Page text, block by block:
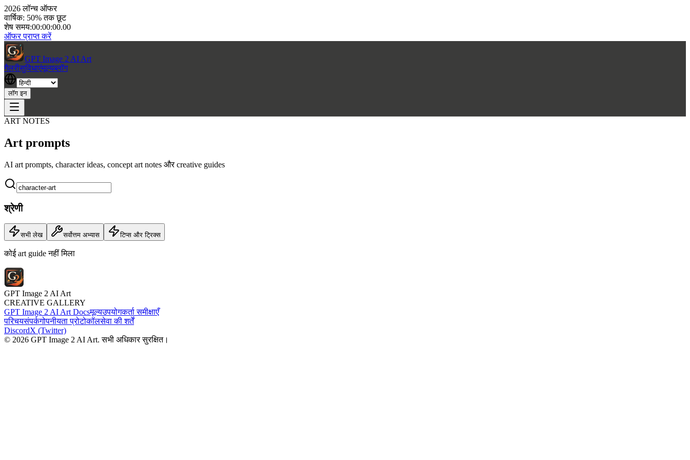
2026 लॉन्च ऑफर
वार्षिक: 50% तक छूट
शेष समय:00:00:00.00
ऑफर प्राप्त करें
GPT Image 2 AI Art
गैलरीसुविधाएंमूल्यब्लॉग
लॉग इन
ART NOTES
Art prompts
AI art prompts, character ideas, concept art notes और creative guides
श्रेणी
सभी लेख सर्वोत्तम अभ्यास टिप्स और ट्रिक्स
कोई art guide नहीं मिला
GPT Image 2 AI Art
CREATIVE GALLERY
GPT Image 2 AI Art Docsमूल्यउपयोगकर्ता समीक्षाएँ
परिचयसंपर्कगोपनीयता प्रोटोकॉलसेवा की शर्तें
DiscordX (Twitter)
© 2026 GPT Image 2 AI Art. सभी अधिकार सुरक्षित।